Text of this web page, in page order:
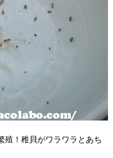
殖！稚貝がワラワラとあち